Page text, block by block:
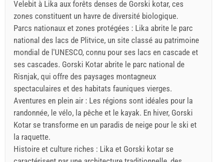
Velebit à Lika aux forêts denses de Gorski kotar, ces
zones constituent un havre de diversité biologique.
Parcs nationaux et zones protégées : Lika abrite le parc
national des lacs de Plitvice, un site classé au patrimoine
mondial de l'UNESCO, connu pour ses lacs en cascade et
ses cascades. Gorski Kotar abrite le parc national de
Risnjak, qui offre des paysages montagneux
spectaculaires et des habitats fauniques vierges.
Aventures en plein air : Les régions sont idéales pour la
randonnée, le vélo, la pêche et le kayak. En hiver, Gorski
Kotar se transforme en un paradis de neige pour le ski et
la raquette.
Histoire et culture riches : Lika et Gorski kotar se